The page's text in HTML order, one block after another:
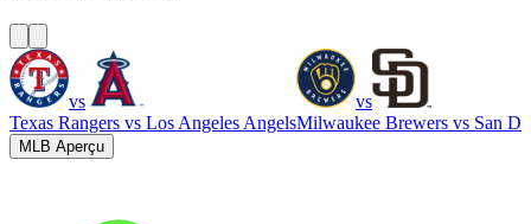
vs
Texas Rangers vs Los Angeles Angels
vs
Milwaukee Brewers vs San
MLB Aperçu